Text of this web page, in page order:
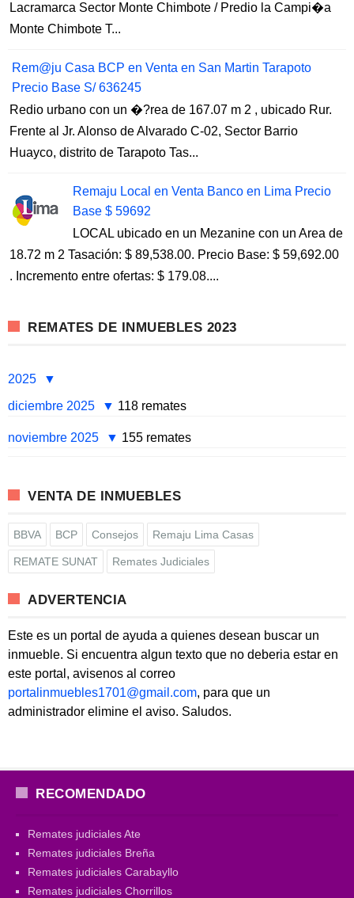
Lacramarca Sector Monte Chimbote / Predio la Campi�a
Monte Chimbote T...
Rem@ju Casa BCP en Venta en San Martin Tarapoto
Precio Base S/ 636245
Redio urbano con un �?rea de 167.07 m 2 , ubicado Rur.
Frente al Jr. Alonso de Alvarado C-02, Sector Barrio
Huayco, distrito de Tarapoto Tas...
Remaju Local en Venta Banco en Lima Precio
Base $ 59692
LOCAL ubicado en un Mezanine con un Area de
18.72 m 2 Tasación: $ 89,538.00. Precio Base: $ 59,692.00
. Incremento entre ofertas: $ 179.08....
REMATES DE INMUEBLES 2023
2025
diciembre 2025
118 remates
noviembre 2025 155 remates
VENTA DE INMUEBLES
BBVA BCP Consejos Remaju Lima Casas
REMATE SUNAT Remates Judiciales
ADVERTENCIA
Este es un portal de ayuda a quienes desean buscar un
inmueble. Si encuentra algun texto que no deberia estar en
este portal, avisenos al correo
portalinmuebles1701@gmail.com, para que un
administrador elimine el aviso. Saludos.
RECOMENDADO
Remates judiciales Ate
Remates judiciales Breña
Remates judiciales Carabayllo
Remates judiciales Chorrillos